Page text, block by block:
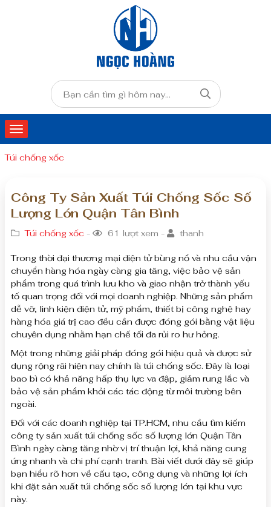
Túi chống xốc
Công Ty Sản Xuất Túi Chống Sốc Số
Lượng Lớn Quận Tân Bình
Túi chống xốc - 61 lượt xem - thanh
Trong thời đại thương mại điện tử bùng nổ và nhu cầu vận
chuyển hàng hóa ngày càng gia tăng, việc bảo vệ sản
phẩm trong quá trình lưu kho và giao nhận trở thành yếu
tố quan trọng đối với mọi doanh nghiệp. Những sản phẩm
dễ vỡ, linh kiện điện tử, mỹ phẩm, thiết bị công nghệ hay
hàng hóa giá trị cao đều cần được đóng gói bằng vật liệu
chuyên dụng nhằm hạn chế tối đa rủi ro hư hỏng.
Một trong những giải pháp đóng gói hiệu quả và được sử
dụng rộng rãi hiện nay chính là túi chống sốc. Đây là loại
bao bì có khả năng hấp thụ lực va đập, giảm rung lắc và
bảo vệ sản phẩm khỏi các tác động từ môi trường bên
ngoài.
Đối với các doanh nghiệp tại TP.HCM, nhu cầu tìm kiếm
công ty sản xuất túi chống sốc số lượng lớn Quận Tân
Bình ngày càng tăng nhờ vị trí thuận lợi, khả năng cung
ứng nhanh và chi phí cạnh tranh. Bài viết dưới đây sẽ giúp
bạn hiểu rõ hơn về cấu tạo, công dụng và những lợi ích
khi đặt sản xuất túi chống sốc số lượng lớn tại khu vực
này.